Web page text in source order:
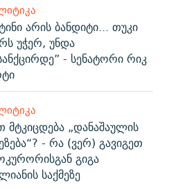
არის ბანდიტი... თუკი
უჭერ, უნდა
- სენატორი რიკ
მტკიცდება „დანაშაულის
- რა (ვერ) გავიგეთ
გიგა
საქმეზე